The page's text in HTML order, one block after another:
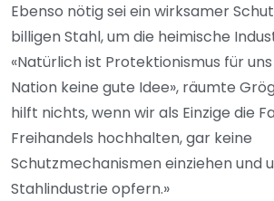
Ebenso nötig sei ein wirksamer
billigen Stahl, um die heimische
«Natürlich ist Protektionismus für
Nation keine gute Idee», räumte
hilft nichts, wenn wir als Einzige die
Freihandels hochhalten, gar keine
Schutzmechanismen einziehen und
Stahlindustrie opfern.»